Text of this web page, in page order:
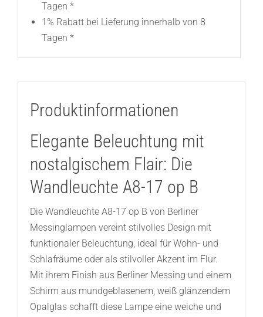
Tagen *
1% Rabatt bei Lieferung innerhalb von 8
Tagen *
Produktinformationen
Elegante Beleuchtung mit
nostalgischem Flair: Die
Wandleuchte A8-17 op B
Die Wandleuchte A8-17 op B von Berliner
Messinglampen vereint stilvolles Design mit
funktionaler Beleuchtung, ideal für Wohn- und
Schlafräume oder als stilvoller Akzent im Flur.
Mit ihrem Finish aus Berliner Messing und einem
Schirm aus mundgeblasenem, weiß glänzendem
Opalglas schafft diese Lampe eine weiche und